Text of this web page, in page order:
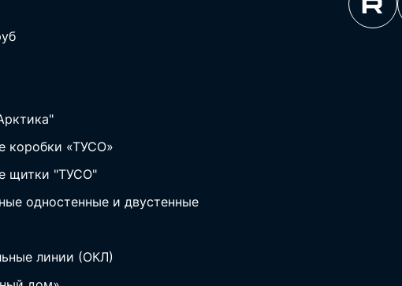
коробки «ТУСО»
щитки "ТУСО"
одностенные и двустенные
линии (ОКЛ)